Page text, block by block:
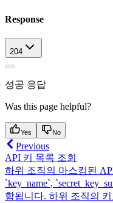
Response
204
성공 응답
Was this page helpful?
Yes No
Previous
API 키 목록 조회
하위 조직의 마스킹된
`key_name`,
함됩니다. 하위 조직의